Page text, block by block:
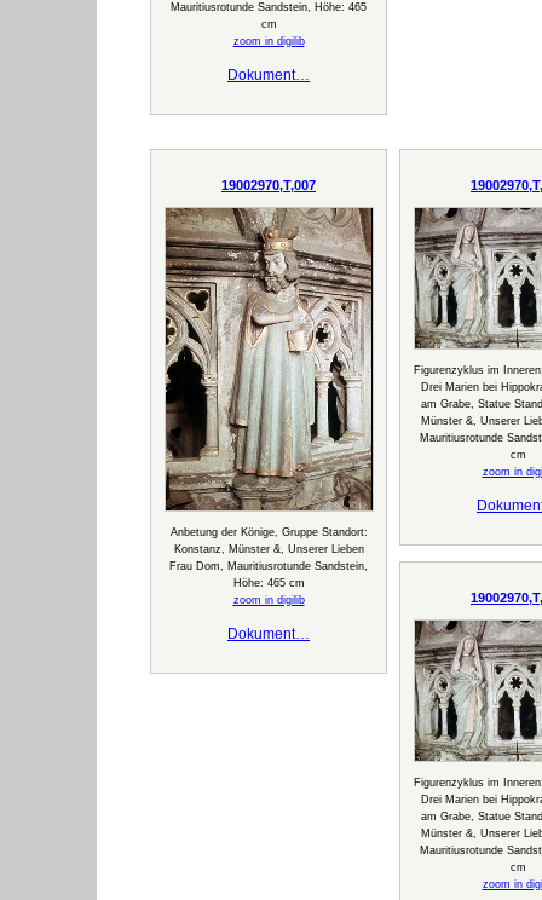
Mauritiusrotunde Sandstein, Höhe: 465
cm
zoom in digilib
Dokument…
19002970,T,007
Anbetung der Könige, Gruppe Standort:
Konstanz, Münster &, Unserer Lieben
Frau Dom, Mauritiusrotunde Sandstein,
Höhe: 465 cm
zoom in digilib
Dokument…
Figurenzyklus im
Drei Marien bei
am Grabe, Statue
Münster &, Unserer
Mauritiusrotunde
cm
zoom in
Figurenzyklus im
Drei Marien bei
am Grabe, Statue
Münster &, Unserer
Mauritiusrotunde
cm
zoom in